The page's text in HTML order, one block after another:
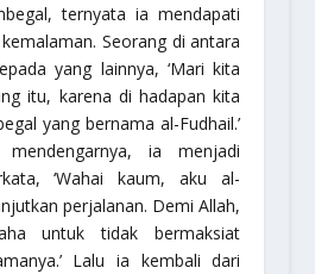
ternyata ia mendapati
Seorang di antara
yang lainnya, ‘Mari kita
itu, karena di hadapan kita
yang bernama al-Fudhail.’
mendengarnya, ia menjadi
‘Wahai kaum, aku al-
perjalanan. Demi Allah,
untuk tidak bermaksiat
Lalu ia kembali dari